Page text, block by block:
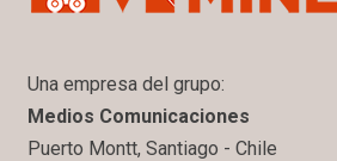
Una empresa del grupo:
Medios Comunicaciones
Puerto Montt, Santiago - Chile